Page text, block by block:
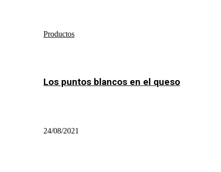
Productos
Los puntos blancos en el queso
24/08/2021